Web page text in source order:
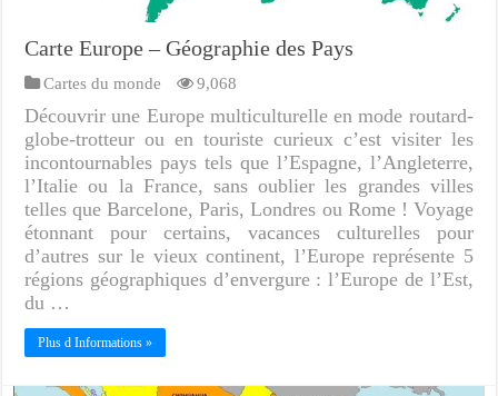
Carte Europe – Géographie des Pays
Cartes du monde 9,068
Découvrir une Europe multiculturelle en mode routard-
globe-trotteur ou en touriste curieux c’est visiter les
incontournables pays tels que l’Espagne, l’Angleterre,
l’Italie ou la France, sans oublier les grandes villes
telles que Barcelone, Paris, Londres ou Rome ! Voyage
étonnant pour certains, vacances culturelles pour
d’autres sur le vieux continent, l’Europe représente 5
régions géographiques d’envergure : l’Europe de l’Est,
du …
Plus d Informations »